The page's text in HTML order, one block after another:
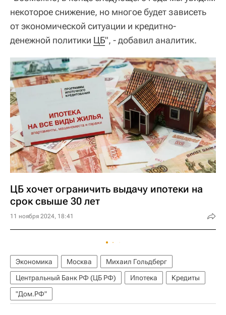
некоторое снижение, но многое будет зависеть
от экономической ситуации и кредитно-
денежной политики ЦБ", - добавил аналитик.
ЦБ хочет ограничить выдачу ипотеки на
срок свыше 30 лет
11 ноября 2024, 18:41
Экономика Москва
Михаил Гольдберг
Центральный Банк РФ (ЦБ РФ)
Ипотека
Кредиты
"Дом.РФ"